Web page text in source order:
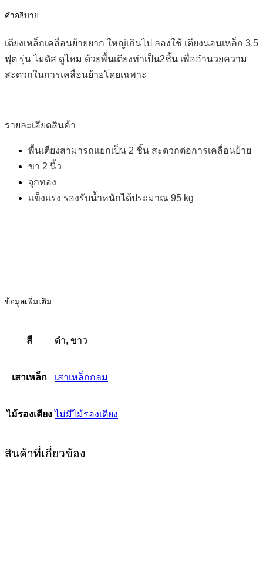
คำอธิบาย
เตียงเหล็กเคลื่อนย้ายยาก ใหญ่เกินไป ลองใช้ เตียงนอนเหล็ก 3.5
ฟุต รุ่น ไมดัส ดูไหม ด้วยพื้นเตียงทำเป็น2ชิ้น เพื่ออำนวยความ
สะดวกในการเคลื่อนย้ายโดยเฉพาะ
รายละเอียดสินค้า
พื้นเตียงสามารถแยกเป็น 2 ชิ้น สะดวกต่อการเคลื่อนย้าย
ขา 2 นิ้ว
จุกทอง
เเข็งแรง รองรับน้ำหนักได้ประมาณ 95 kg
ข้อมูลเพิ่มเติม
สี ดำ, ขาว
เสาเหล็ก เสาเหล็กกลม
ไม้รองเตียง ไม่มีไม้รองเตียง
สินค้าที่เกี่ยวข้อง